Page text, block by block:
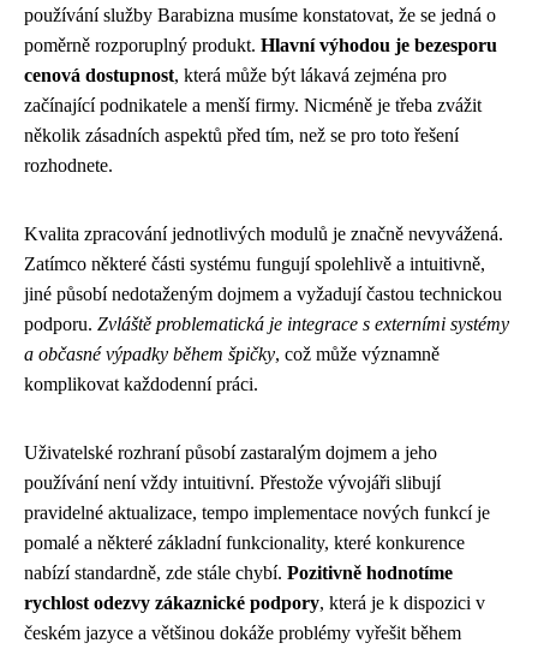
používání služby Barabizna musíme konstatovat, že se jedná o
poměrně rozporuplný produkt. Hlavní výhodou je bezesporu
cenová dostupnost, která může být lákavá zejména pro
začínající podnikatele a menší firmy. Nicméně je třeba zvážit
několik zásadních aspektů před tím, než se pro toto řešení
rozhodnete.
Kvalita zpracování jednotlivých modulů je značně nevyvážená.
Zatímco některé části systému fungují spolehlivě a intuitivně,
jiné působí nedotaženým dojmem a vyžadují častou technickou
podporu. Zvláště problematická je integrace s externími systémy
a občasné výpadky během špičky, což může významně
komplikovat každodenní práci.
Uživatelské rozhraní působí zastaralým dojmem a jeho
používání není vždy intuitivní. Přestože vývojáři slibují
pravidelné aktualizace, tempo implementace nových funkcí je
pomalé a některé základní funkcionality, které konkurence
nabízí standardně, zde stále chybí. Pozitivně hodnotíme
rychlost odezvy zákaznické podpory, která je k dispozici v
českém jazyce a většinou dokáže problémy vyřešit během